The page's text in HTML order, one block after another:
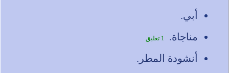
أبي.
مناجاة.
1 تعليق
أنشودة المطر.